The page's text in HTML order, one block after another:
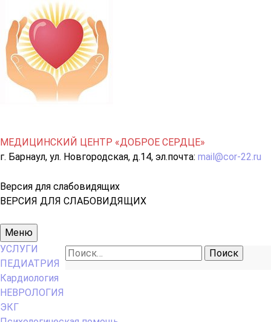
МЕДИЦИНСКИЙ ЦЕНТР «ДОБРОЕ СЕРДЦЕ»
г. Барнаул, ул. Новгородская, д.14, эл.почта: mail@cor-22.ru
Версия для слабовидящих
ВЕРСИЯ ДЛЯ СЛАБОВИДЯЩИХ
Основное
меню
Меню
Найти:
УСЛУГИ
ПЕДИАТРИЯ
Кардиология
НЕВРОЛОГИЯ
ЭКГ